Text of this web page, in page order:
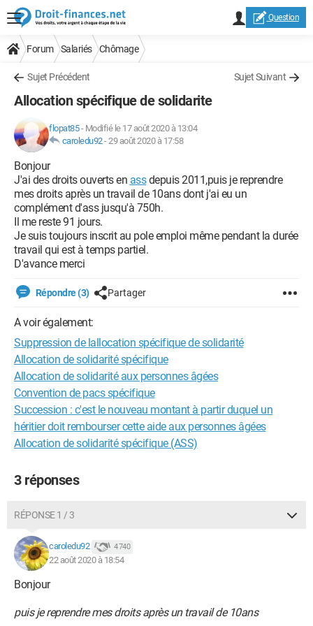
Question
Forum Salariés Chômage
Sujet Précédent Sujet Suivant
Allocation spécifique de solidarite
flopat85- Modifié le 17 août 2020 à 13:04
caroledu92-29 août 2020 à 17:58
Bonjour
J'ai des droits ouverts en assdepuis 2011,puis je reprendre
mes droits après un travail de 10ans dont j'ai eu un
complément d'ass jusqu'à 750h.
Il me reste 91 jours.
Je suis toujours inscrit au pole emploi même pendant la durée
travail qui est à temps partiel.
D'avance merci
Répondre (3) Partager
A voir également:
Suppression de lallocation spécifique de solidarité
Allocation de solidarité spécifique
Allocation de solidarité aux personnes âgées
Convention de pacs spécifique
Succession : c'est le nouveau montant à partir duquel un
héritier doit rembourser cette aide aux personnes âgées
Allocation de solidarité spécifique (ASS)
3 réponses
RÉPONSE 1 / 3
caroledu92 4 740
22 août 2020 à 18:54
Bonjour
puis je reprendre mes droits après un travail de 10ans